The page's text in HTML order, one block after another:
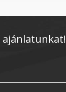
ajánlatunkat!